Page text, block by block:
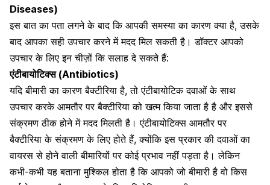
Diseases)
इस बात का पता लगने के बाद कि आपकी समस्या का कारण क्या है, उसके
बाद आपका सही उपचार करने में मदद मिल सकती है। डॉक्टर आपको
उपचार के लिए इन चीज़ों कि सलाह दे सकते हैं:
एंटीबायोटिक्स (Antibiotics)
यदि बीमारी का कारण बैक्टीरिया है, तो एंटीबायोटिक दवाओं के साथ
उपचार करके आमतौर पर बैक्टीरिया को खत्म किया जाता है है और इससे
संक्रमण ठीक होने में मदद मिलती है।एंटीबायोटिक्स आमतौर पर
बैक्टीरिया के संक्रमण के लिए होते हैं, क्योंकि इस प्रकार की दवाओं का
वायरस से होने वाली बीमारियों पर कोई प्रभाव नहीं पड़ता है। लेकिन
कभी-कभी यह बताना मुश्किल होता है कि आपको जो बीमारी है वो किस